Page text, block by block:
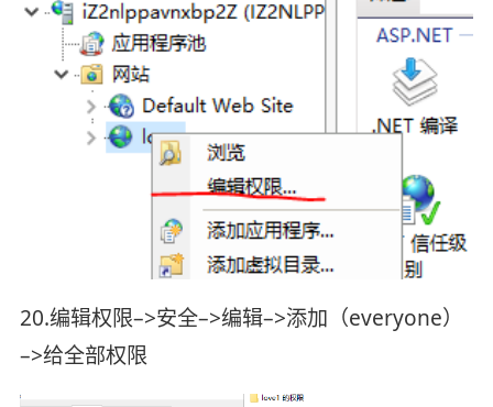
20.编辑权限–>安全–>编辑–>添加（everyone）
–>给全部权限